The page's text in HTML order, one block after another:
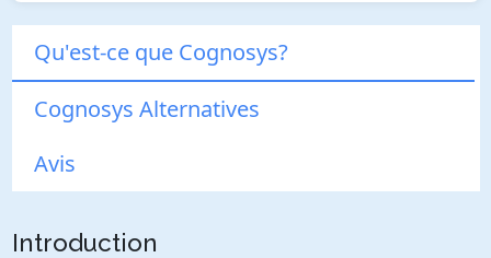
Qu'est-ce que Cognosys?
Cognosys Alternatives
Avis
Introduction